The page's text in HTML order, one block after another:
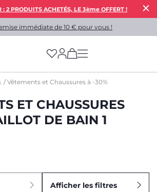
: 2 PRODUITS ACHETÉS, LE 3ème OFFERT !
immédiate de 10 € pour vous !
(has more options
Vêtements et Chaussures à -30%
ET CHAUSSURES
DE BAIN 1
Afficher les filtres